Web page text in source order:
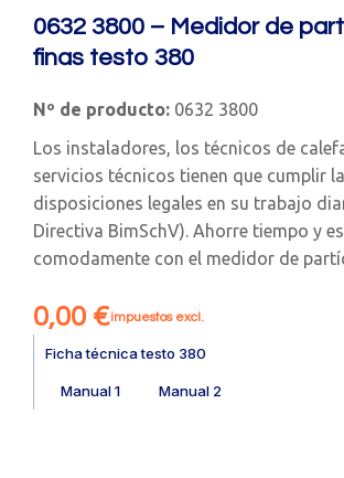
0632 3800 – Medidor de
finas testo 380
Nº de producto: 0632 3800
Los instaladores, los técnicos de
servicios técnicos tienen que cumplir
disposiciones legales en su trabajo
Directiva BimSchV). Ahorre tiempo y
comodamente con el medidor de
0,00 €impuestos excl.
Ficha técnica testo 380
Manual 1 Manual 2